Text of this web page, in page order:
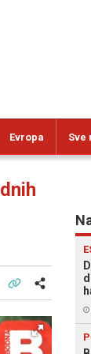
Evropa Sve